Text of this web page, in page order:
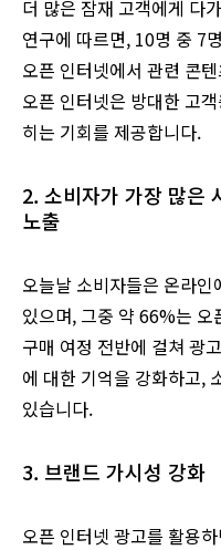
더 많은 잠재 고객에게 다
연구에 따르면, 10명 중 7
오픈 인터넷에서 관련 콘
오픈 인터넷은 방대한 고
히는 기회를 제공합니다.
2. 소비자가 가장 많은
노출
오늘날 소비자들은 온라
있으며, 그중 약 66%는 오
구매 여정 전반에 걸쳐 광
에 대한 기억을 강화하고,
있습니다.
3. 브랜드 가시성 강화
오픈 인터넷 광고를 활용